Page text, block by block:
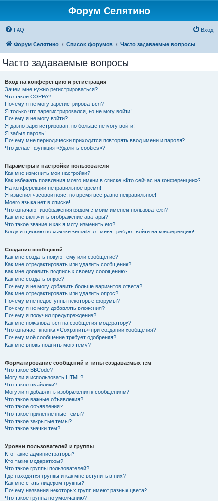
Форум Селятино
FAQ Вход
Форум Селятино Список форумов Часто задаваемые вопросы
Часто задаваемые вопросы
Вход на конференцию и регистрация
Зачем мне нужно регистрироваться?
Что такое COPPA?
Почему я не могу зарегистрироваться?
Я только что зарегистрировался, но не могу войти!
Почему я не могу войти?
Я давно зарегистрирован, но больше не могу войти!
Я забыл пароль!
Почему мне периодически приходится повторять ввод имени и пароля?
Что делает функция «Удалить cookies»?
Параметры и настройки пользователя
Как мне изменить мои настройки?
Как избежать появления моего имени в списке «Кто сейчас на конференции»?
На конференции неправильное время!
Я изменил часовой пояс, но время всё равно неправильное!
Моего языка нет в списке!
Что означают изображения рядом с моим именем пользователя?
Как мне включить отображение аватары?
Что такое звание и как я могу изменить его?
Когда я щёлкаю по ссылке «email», от меня требуют войти на конференцию!
Создание сообщений
Как мне создать новую тему или сообщение?
Как мне отредактировать или удалить сообщение?
Как мне добавить подпись к своему сообщению?
Как мне создать опрос?
Почему я не могу добавить больше вариантов ответа?
Как мне отредактировать или удалить опрос?
Почему мне недоступны некоторые форумы?
Почему я не могу добавлять вложения?
Почему я получил предупреждение?
Как мне пожаловаться на сообщения модератору?
Что означает кнопка «Сохранить» при создании сообщения?
Почему моё сообщение требует одобрения?
Как мне вновь поднять мою тему?
Форматирование сообщений и типы создаваемых тем
Что такое BBCode?
Могу ли я использовать HTML?
Что такое смайлики?
Могу ли я добавлять изображения к сообщениям?
Что такое важные объявления?
Что такое объявления?
Что такое прилепленные темы?
Что такое закрытые темы?
Что такое значки тем?
Уровни пользователей и группы
Кто такие администраторы?
Кто такие модераторы?
Что такое группы пользователей?
Где находятся группы и как мне вступить в них?
Как мне стать лидером группы?
Почему названия некоторых групп имеют разные цвета?
Что такое группа по умолчанию?